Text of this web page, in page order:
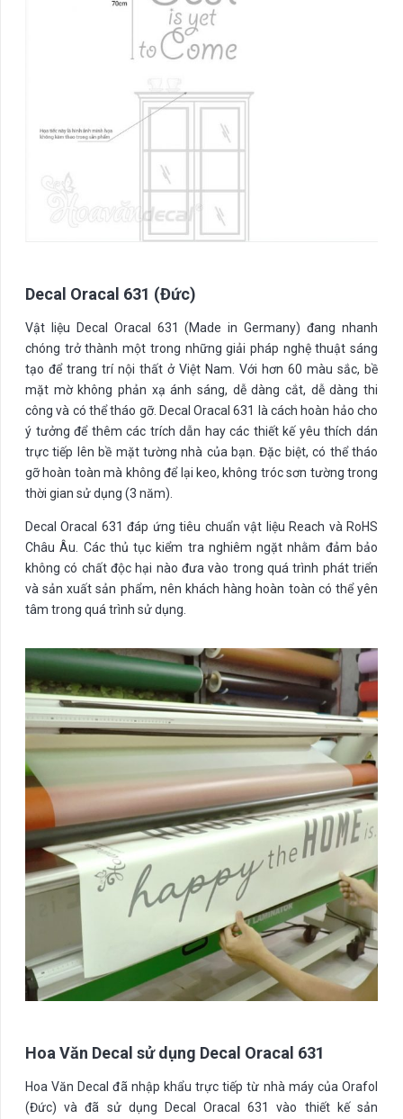
Decal Oracal 631 (Đức)
Vật liệu Decal Oracal 631 (Made in Germany) đang nhanh
chóng trở thành một trong những giải pháp nghệ thuật sáng
tạo để trang trí nội thất ở Việt Nam. Với hơn 60 màu sắc, bề
mặt mờ không phản xạ ánh sáng, dễ dàng cắt, dễ dàng thi
công và có thể tháo gỡ. Decal Oracal 631 là cách hoàn hảo cho
ý tưởng để thêm các trích dẫn hay các thiết kế yêu thích dán
trực tiếp lên bề mặt tường nhà của bạn. Đặc biệt, có thể tháo
gỡ hoàn toàn mà không để lại keo, không tróc sơn tường trong
thời gian sử dụng (3 năm).
Decal Oracal 631 đáp ứng tiêu chuẩn vật liệu Reach và RoHS
Châu Âu. Các thủ tục kiểm tra nghiêm ngặt nhằm đảm bảo
không có chất độc hại nào đưa vào trong quá trình phát triển
và sản xuất sản phẩm, nên khách hàng hoàn toàn có thể yên
tâm trong quá trình sử dụng.
Hoa Văn Decal sử dụng Decal Oracal 631
Hoa Văn Decal đã nhập khẩu trực tiếp từ nhà máy của Orafol
(Đức) và đã sử dụng Decal Oracal 631 vào thiết kế sản